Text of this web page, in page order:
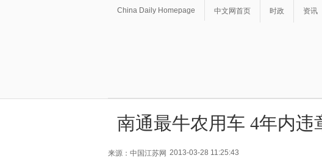
China Daily Homepage 中文网首页 时政 资讯
南通最牛农用车 4年内违
来源：中国江苏网 2013-03-28 11:25:43